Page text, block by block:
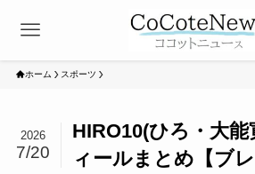
ホーム スポーツ
HIRO10(ひろ・大
ィールまとめ【ブレ
2026
7/20